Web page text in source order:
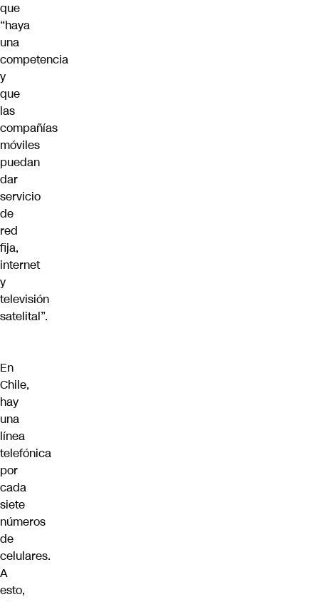
que
“haya
una
competencia
y
que
las
compañías
móviles
puedan
dar
servicio
de
red
fija,
internet
y
televisión
satelital”.
En
Chile,
hay
una
línea
telefónica
por
cada
siete
números
de
celulares.
A
esto,